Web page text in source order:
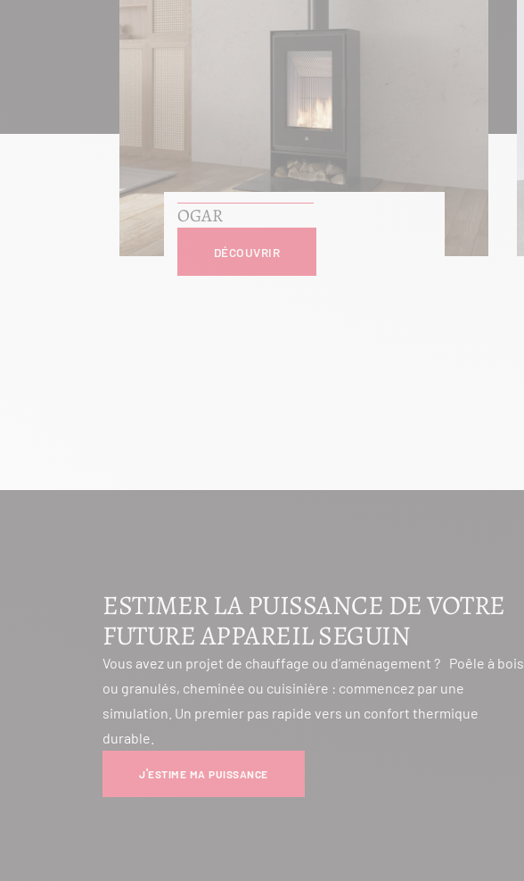
OGAR
DÉCOUVRIR
ESTIMER LA PUISSANCE DE VOTRE
FUTURE APPAREIL SEGUIN
Vous avez un projet de chauffage ou d’aménagement ? Poêle à bois
ou granulés, cheminée ou cuisinière : commencez par une
simulation. Un premier pas rapide vers un confort thermique
durable.
J'ESTIME MA PUISSANCE